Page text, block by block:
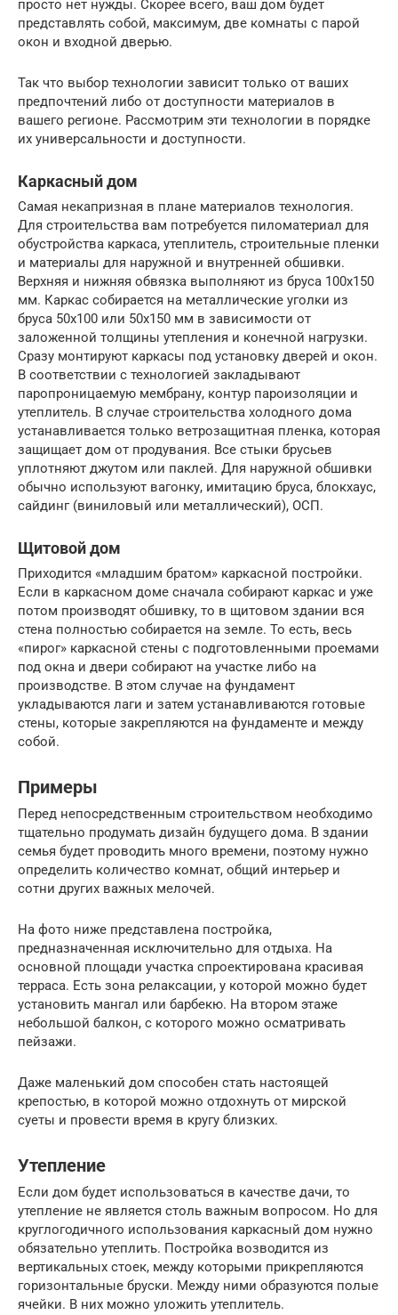
просто нет нужды. Скорее всего, ваш дом будет
представлять собой, максимум, две комнаты с парой
окон и входной дверью.
Так что выбор технологии зависит только от ваших
предпочтений либо от доступности материалов в
вашего регионе. Рассмотрим эти технологии в порядке
их универсальности и доступности.
Каркасный дом
Самая некапризная в плане материалов технология.
Для строительства вам потребуется пиломатериал для
обустройства каркаса, утеплитель, строительные пленки
и материалы для наружной и внутренней обшивки.
Верхняя и нижняя обвязка выполняют из бруса 100х150
мм. Каркас собирается на металлические уголки из
бруса 50х100 или 50х150 мм в зависимости от
заложенной толщины утепления и конечной нагрузки.
Сразу монтируют каркасы под установку дверей и окон.
В соответствии с технологией закладывают
паропроницаемую мембрану, контур пароизоляции и
утеплитель. В случае строительства холодного дома
устанавливается только ветрозащитная пленка, которая
защищает дом от продувания. Все стыки брусьев
уплотняют джутом или паклей. Для наружной обшивки
обычно используют вагонку, имитацию бруса, блокхаус,
сайдинг (виниловый или металлический), ОСП.
Щитовой дом
Приходится «младшим братом» каркасной постройки.
Если в каркасном доме сначала собирают каркас и уже
потом производят обшивку, то в щитовом здании вся
стена полностью собирается на земле. То есть, весь
«пирог» каркасной стены с подготовленными проемами
под окна и двери собирают на участке либо на
производстве. В этом случае на фундамент
укладываются лаги и затем устанавливаются готовые
стены, которые закрепляются на фундаменте и между
собой.
Примеры
Перед непосредственным строительством необходимо
тщательно продумать дизайн будущего дома. В здании
семья будет проводить много времени, поэтому нужно
определить количество комнат, общий интерьер и
сотни других важных мелочей.
На фото ниже представлена постройка,
предназначенная исключительно для отдыха. На
основной площади участка спроектирована красивая
терраса. Есть зона релаксации, у которой можно будет
установить мангал или барбекю. На втором этаже
небольшой балкон, с которого можно осматривать
пейзажи.
Даже маленький дом способен стать настоящей
крепостью, в которой можно отдохнуть от мирской
суеты и провести время в кругу близких.
Утепление
Если дом будет использоваться в качестве дачи, то
утепление не является столь важным вопросом. Но для
круглогодичного использования каркасный дом нужно
обязательно утеплить. Постройка возводится из
вертикальных стоек, между которыми прикрепляются
горизонтальные бруски. Между ними образуются полые
ячейки. В них можно уложить утеплитель.